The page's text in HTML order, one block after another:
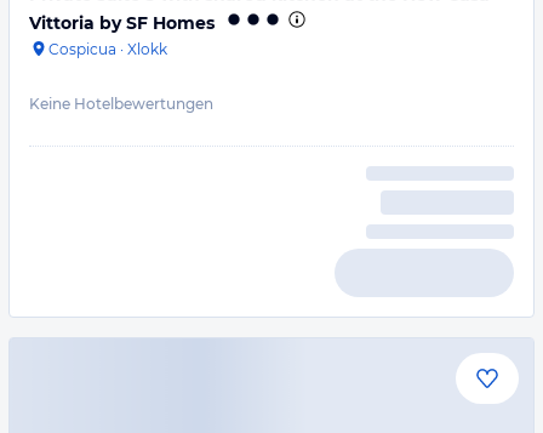
Vittoria by SF Homes
Cospicua · Xlokk
Keine Hotelbewertungen